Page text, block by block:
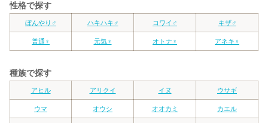
性格で探す
ぼんやり♂ ハキハキ♂ コワイ♂ キザ♂
普通♀ 元気♀ オトナ♀ アネキ♀
種族で探す
アヒル アリクイ イヌ ウサギ
ウマ オウシ オオカミ カエル